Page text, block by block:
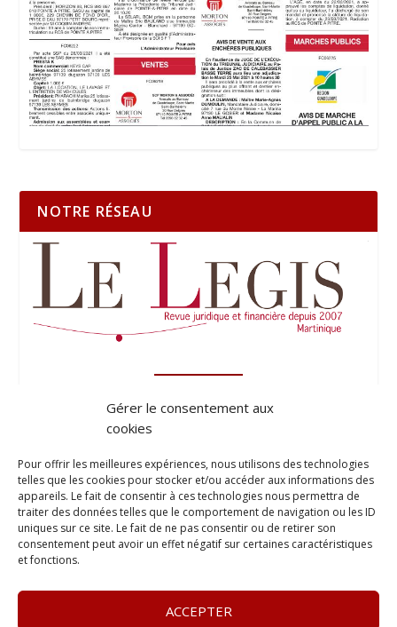
Gérer le consentement aux
cookies
Pour offrir les meilleures expériences, nous utilisons des technologies
telles que les cookies pour stocker et/ou accéder aux informations des
appareils. Le fait de consentir à ces technologies nous permettra de
traiter des données telles que le comportement de navigation ou les ID
uniques sur ce site. Le fait de ne pas consentir ou de retirer son
consentement peut avoir un effet négatif sur certaines caractéristiques
et fonctions.
ACCEPTER
NOTRE RÉSEAU